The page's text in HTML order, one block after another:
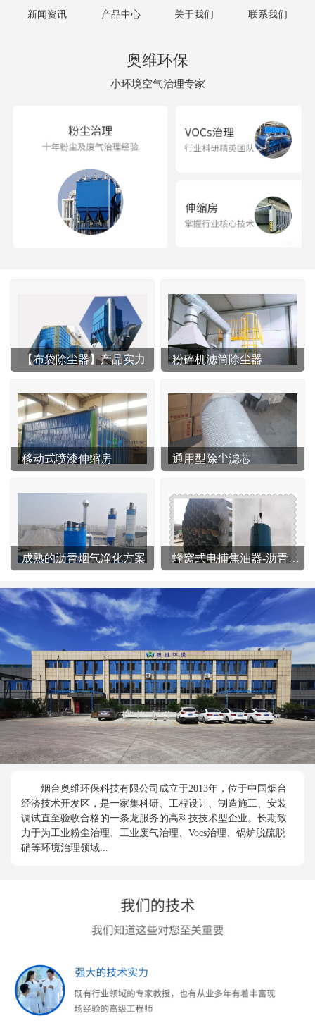
新闻资讯 产品中心 关于我们 联系我们
奥维环保
小环境空气治理专家
【布袋除尘器】产品实力 粉碎机滤筒除尘器
移动式喷漆伸缩房 通用型除尘滤芯
成熟的沥青烟气净化方案 蜂窝式电捕焦油器-沥青站专用
烟台奥维环保科技有限公司成立于2013年，位于中国烟台
经济技术开发区，是一家集科研、工程设计、制造施工、安装
调试直至验收合格的一条龙服务的高科技技术型企业。长期致
力于为工业粉尘治理、工业废气治理、Vocs治理、锅炉脱硫脱
硝等环境治理领域...